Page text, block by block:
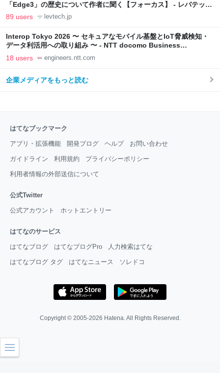
「Edge3」の歴史について作者に聞く【フォーカス】 - レバテック
LAB
89 users levtech.jp
Interop Tokyo 2026 〜 セキュアなモバイル基盤とIoT脅威検知・
データ利活用への取り組み 〜 - NTT docomo Business
Engineers' Blog
18 users engineers.ntt.com
企業メディアをもっと読む
はてなブックマーク
アプリ・拡張機能 開発ブログ ヘルプ お問い合わせ
ガイドライン 利用規約 プライバシーポリシー
利用者情報の外部送信について
公式Twitter
公式アカウント ホットエントリー
はてなのサービス
はてなブログ はてなブログPro 人力検索はてな
はてなブログ タグ はてなニュース ソレドコ
Copyright © 2005-2026 Hatena. All Rights Reserved.